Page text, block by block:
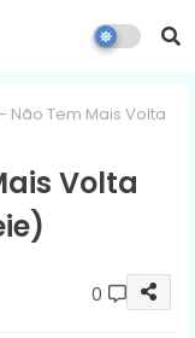
Não Tem Mais Volta
Volta
0